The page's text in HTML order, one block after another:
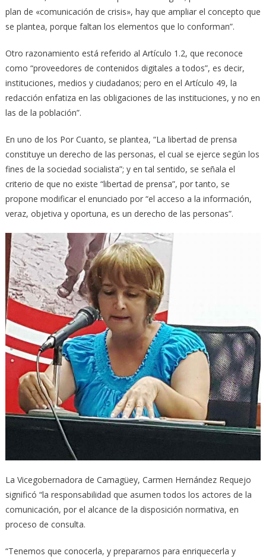
plan de «comunicación de crisis», hay que ampliar el concepto que
se plantea, porque faltan los elementos que lo conforman”.
Otro razonamiento está referido al Artículo 1.2, que reconoce
como “proveedores de contenidos digitales a todos”, es decir,
instituciones, medios y ciudadanos; pero en el Artículo 49, la
redacción enfatiza en las obligaciones de las instituciones, y no en
las de la población”.
En uno de los Por Cuanto, se plantea, “La libertad de prensa
constituye un derecho de las personas, el cual se ejerce según los
fines de la sociedad socialista”; y en tal sentido, se señala el
criterio de que no existe “libertad de prensa”, por tanto, se
propone modificar el enunciado por “el acceso a la información,
veraz, objetiva y oportuna, es un derecho de las personas”.
La Vicegobernadora de Camagüey, Carmen Hernández Requejo
significó “la responsabilidad que asumen todos los actores de la
comunicación, por el alcance de la disposición normativa, en
proceso de consulta.
“Tenemos que conocerla, y prepararnos para enriquecerla y